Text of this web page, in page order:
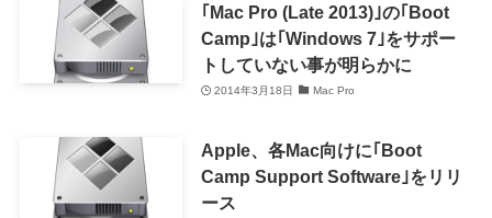
｢Mac Pro (Late 2013)｣の｢Boot
Camp｣は｢Windows 7｣をサポー
トしていない事が明らかに
2014年3月18日 Mac Pro
Apple、各Mac向けに｢Boot
Camp Support Software｣をリリ
ース